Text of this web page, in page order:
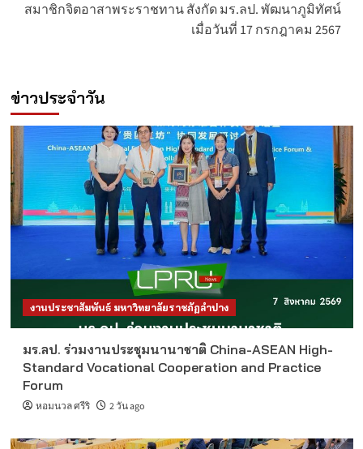
สมาชิกจิตอาสาพระราชทาน สังกัด มร.ลป. พัฒนาภูมิทัศน์
เมื่อวันที่ 17 กรกฎาคม 2567
ข่าวประจำวัน
งานประชาสัมพันธ์ มหาวิทยาลัยราชภัฏลำปาง
มร.ลป. ร่วมงานประชุมนานาชาติ China-ASEAN High-
Standard Vocational Cooperation and Practice
Forum
หอมนวล ศรีริ 2 วัน ago